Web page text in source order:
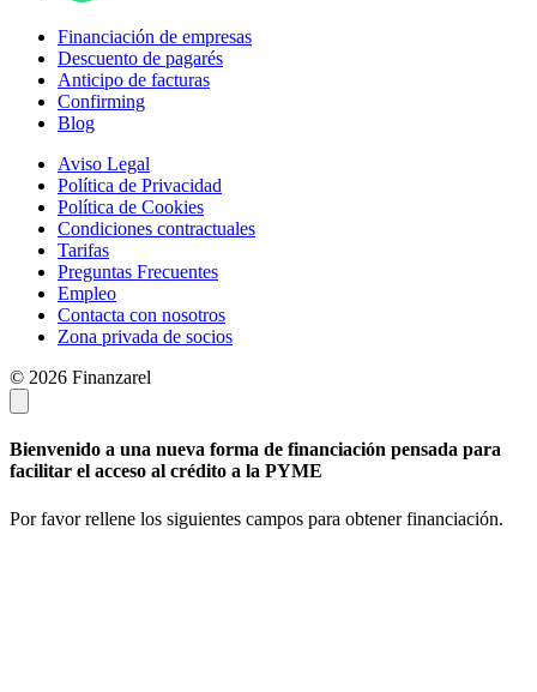
Financiación de empresas
Descuento de pagarés
Anticipo de facturas
Confirming
Blog
Aviso Legal
Política de Privacidad
Política de Cookies
Condiciones contractuales
Tarifas
Preguntas Frecuentes
Empleo
Contacta con nosotros
Zona privada de socios
© 2026 Finanzarel
Bienvenido a una nueva forma de financiación pensada para
facilitar el acceso al crédito a la PYME
Por favor rellene los siguientes campos para obtener financiación.